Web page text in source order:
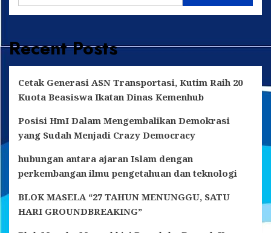
di
Recent Posts
Cetak Generasi ASN Transportasi, Kutim Raih 20
Kuota Beasiswa Ikatan Dinas Kemenhub
Posisi HmI Dalam Mengembalikan Demokrasi
yang Sudah Menjadi Crazy Democracy
hubungan antara ajaran Islam dengan
perkembangan ilmu pengetahuan dan teknologi
BLOK MASELA “27 TAHUN MENUNGGU, SATU
HARI GROUNDBREAKING”